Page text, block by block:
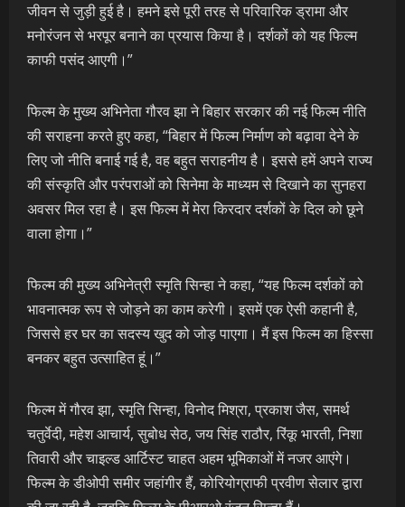
जीवन से जुड़ी हुई है। हमने इसे पूरी तरह से परिवारिक ड्रामा और
मनोरंजन से भरपूर बनाने का प्रयास किया है। दर्शकों को यह फिल्म
काफी पसंद आएगी।”
फिल्म के मुख्य अभिनेता गौरव झा ने बिहार सरकार की नई फिल्म नीति
की सराहना करते हुए कहा, “बिहार में फिल्म निर्माण को बढ़ावा देने के
लिए जो नीति बनाई गई है, वह बहुत सराहनीय है। इससे हमें अपने राज्य
की संस्कृति और परंपराओं को सिनेमा के माध्यम से दिखाने का सुनहरा
अवसर मिल रहा है। इस फिल्म में मेरा किरदार दर्शकों के दिल को छूने
वाला होगा।”
फिल्म की मुख्य अभिनेत्री स्मृति सिन्हा ने कहा, “यह फिल्म दर्शकों को
भावनात्मक रूप से जोड़ने का काम करेगी। इसमें एक ऐसी कहानी है,
जिससे हर घर का सदस्य खुद को जोड़ पाएगा। मैं इस फिल्म का हिस्सा
बनकर बहुत उत्साहित हूं।”
फिल्म में गौरव झा, स्मृति सिन्हा, विनोद मिश्रा, प्रकाश जैस, समर्थ
चतुर्वेदी, महेश आचार्य, सुबोध सेठ, जय सिंह राठौर, रिंकू भारती, निशा
तिवारी और चाइल्ड आर्टिस्ट चाहत अहम भूमिकाओं में नजर आएंगे।
फिल्म के डीओपी समीर जहांगीर हैं, कोरियोग्राफी प्रवीण सेलार द्वारा